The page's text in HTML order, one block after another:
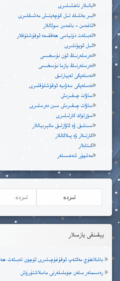
بالىلار ناخشىلىرى
بىر بەتلىك تىل كۈچەيتىش مەشىقلىرى
تاغدىن – باغدىن سوئاللار
تەبىئەت دۇنياسى ھەققىدە ئوقۇشلۇقلار
تىل ئويۇنلىرى
دەرسلەرنىڭ ئۈن نۇسخىسى
دەرسلەرنىڭ يازما نۇسخىسى
دەسلەپكى تەييارلىق
دەسلەپكى سەۋىيە ئوقۇشلۇقلىرى
ساۋات چىقىرىش
ساۋات چىقىرىش سىن دەرسلىرى
سۆزلۈك كارتىلىرى
سىنلىق ۋە ئاۋازلىق ماتېرىياللار
كارتىلار ۋە پىلاكاتلار
كىتابلار
مەشھۇر شەخىسلەر
يېقىنقى يازمىلار
باشلانغۇچ مەكتەپ ئوقۇغۇچىلىرى ئۈچۈن تەبىئەت
رەسىملەر بىلەن جۈملىلەرنى ماسلاشتۇرۇش